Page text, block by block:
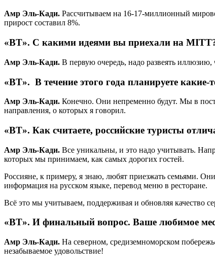
Амр Эль-Кади. Рассчитываем на 16-17-миллионный
прирост составил 8%.
«ВТ». С какими идеями вы приехали на
Амр Эль-Кади. В первую очередь, надо развеять
«ВТ». В течение этого года планируете
Амр Эль-Кади. Конечно. Они непременно будут. Мы в
направления, о которых я говорил.
«ВТ». Как считаете, российские туристы
Амр Эль-Кади. Все уникальны, и это надо учитывать.
которых мы принимаем, как самых дорогих гостей.
Россияне, к примеру, я знаю, любят приезжать семьями.
информация на русском языке, перевод меню в ресторане.
Всё это мы учитываем, поддерживая и обновляя качество
«ВТ». И финальный вопрос. Ваше любимое
Амр Эль-Кади. На северном, средиземноморском
незабываемое удовольствие!